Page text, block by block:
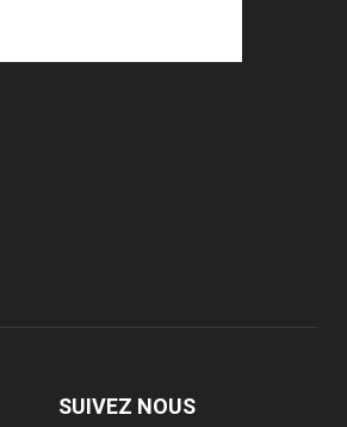
SUIVEZ NOUS